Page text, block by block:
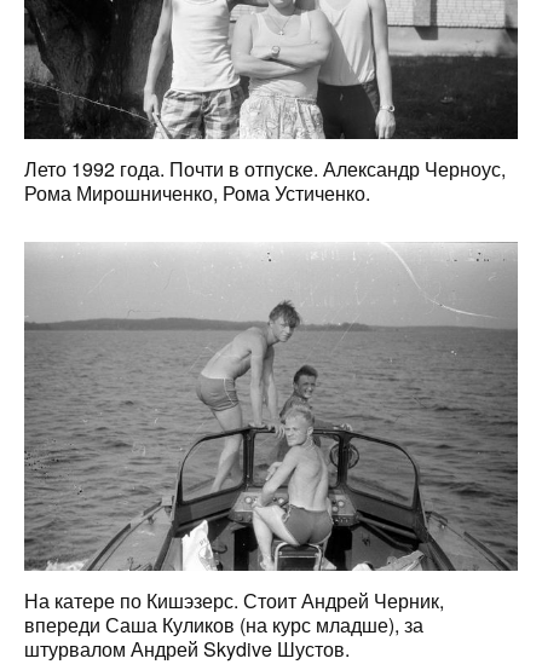
Лето 1992 года. Почти в отпуске. Александр Черноус,
Рома Мирошниченко, Рома Устиченко.
На катере по Кишэзерс. Стоит Андрей Черник,
впереди Саша Куликов (на курс младше), за
штурвалом Андрей Skydive Шустов.